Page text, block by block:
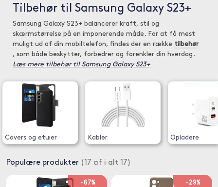
Tilbehør til Samsung Galaxy S23+
Samsung Galaxy S23+ balancerer kraft, stil og
skærmstørrelse på en imponerende måde. For at få mest
muligt ud af din mobiltelefon, findes der en række tilbehør
, som både beskytter, forbedrer og forenkler din hverdag.
Læs mere tilbehør til Samsung Galaxy S23+
Covers og etuier Kabler Opladere
Populære produkter (17 af i alt 17)
-67% -29%